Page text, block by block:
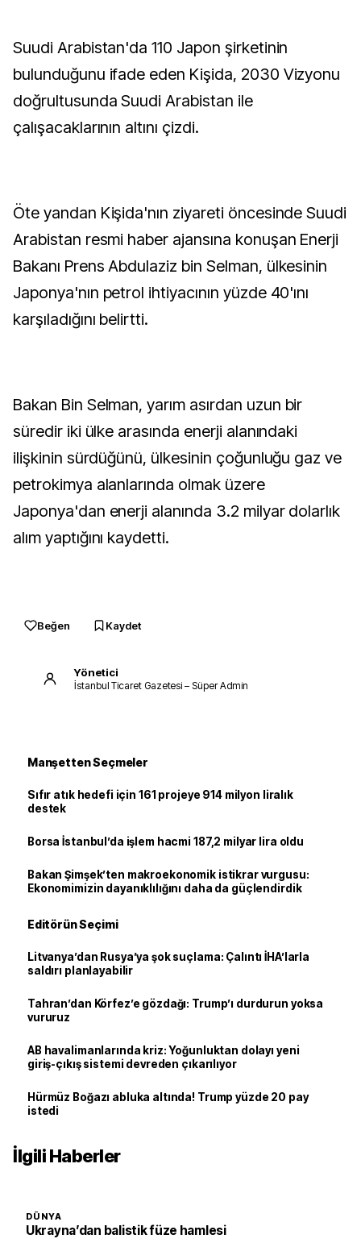
Suudi Arabistan'da 110 Japon şirketinin
bulunduğunu ifade eden Kişida, 2030 Vizyonu
doğrultusunda Suudi Arabistan ile
çalışacaklarının altını çizdi.
Öte yandan Kişida'nın ziyareti öncesinde Suudi
Arabistan resmi haber ajansına konuşan Enerji
Bakanı Prens Abdulaziz bin Selman, ülkesinin
Japonya'nın petrol ihtiyacının yüzde 40'ını
karşıladığını belirtti.
Bakan Bin Selman, yarım asırdan uzun bir
süredir iki ülke arasında enerji alanındaki
ilişkinin sürdüğünü, ülkesinin çoğunluğu gaz ve
petrokimya alanlarında olmak üzere
Japonya'dan enerji alanında 3.2 milyar dolarlık
alım yaptığını kaydetti.
Beğen Kaydet
Yönetici
İstanbul Ticaret Gazetesi – Süper Admin
Manşetten Seçmeler
Sıfır atık hedefi için 161 projeye 914 milyon liralık
destek
Borsa İstanbul’da işlem hacmi 187,2 milyar lira oldu
Bakan Şimşek’ten makroekonomik istikrar vurgusu:
Ekonomimizin dayanıklılığını daha da güçlendirdik
Editörün Seçimi
Litvanya’dan Rusya’ya şok suçlama: Çalıntı İHA’larla
saldırı planlayabilir
Tahran’dan Körfez’e gözdağı: Trump’ı durdurun yoksa
vururuz
AB havalimanlarında kriz: Yoğunluktan dolayı yeni
giriş-çıkış sistemi devreden çıkarılıyor
Hürmüz Boğazı abluka altında! Trump yüzde 20 pay
istedi
İlgili Haberler
DÜNYA
Ukrayna’dan balistik füze hamlesi